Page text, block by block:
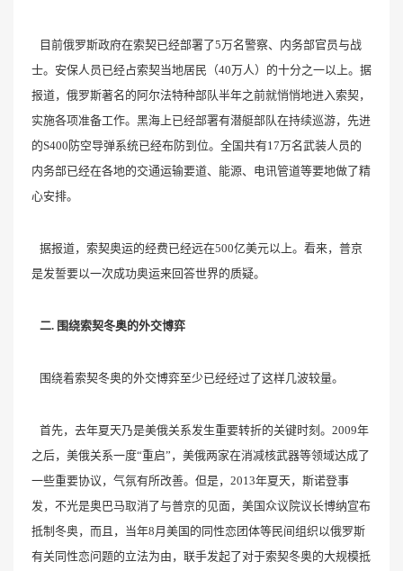
目前俄罗斯政府在索契已经部署了5万名警察、内务部官员与战
士。安保人员已经占索契当地居民（40万人）的十分之一以上。据
报道，俄罗斯著名的阿尔法特种部队半年之前就悄悄地进入索契，
实施各项准备工作。黑海上已经部署有潜艇部队在持续巡游，先进
的S400防空导弹系统已经布防到位。全国共有17万名武装人员的
内务部已经在各地的交通运输要道、能源、电讯管道等要地做了精
心安排。
据报道，索契奥运的经费已经远在500亿美元以上。看来，普京
是发誓要以一次成功奥运来回答世界的质疑。
二. 围绕索契冬奥的外交博弈
围绕着索契冬奥的外交博弈至少已经经过了这样几波较量。
首先，去年夏天乃是美俄关系发生重要转折的关键时刻。2009年
之后，美俄关系一度“重启”，美俄两家在消减核武器等领域达成了
一些重要协议，气氛有所改善。但是，2013年夏天，斯诺登事
发，不光是奥巴马取消了与普京的见面，美国众议院议长博纳宣布
抵制冬奥，而且，当年8月美国的同性恋团体等民间组织以俄罗斯
有关同性恋问题的立法为由，联手发起了对于索契冬奥的大规模抵